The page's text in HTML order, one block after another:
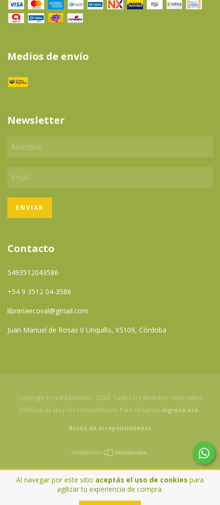
Al navegar por este sitio aceptás el uso de cookies para
agilizar tu experiencia de compra.
Medios de envío
Newsletter
Contacto
5493512043586
+54 9 3512 04-3586
libreriaecoval@gmail.com
Juan Manuel de Rosas 0 Unquillo, X5109, Córdoba
Copyright Ecoval Ediciones - 2026. Todos los derechos reservados.
Defensa de las y los consumidores. Para reclamos ingresá acá.
Botón de arrepentimiento